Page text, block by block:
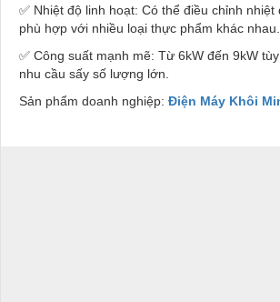
✅ Nhiệt độ linh hoạt: Có thể điều chỉnh nhiệt
phù hợp với nhiều loại thực phẩm khác nhau.
✅ Công suất mạnh mẽ: Từ 6kW đến 9kW
nhu cầu sấy số lượng lớn.
Sản phẩm doanh nghiệp: Điện Máy Khôi